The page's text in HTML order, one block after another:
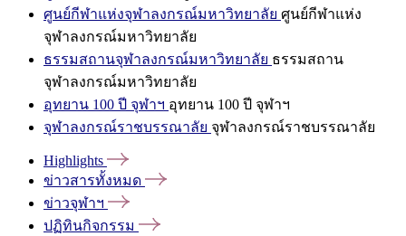
ศูนย์กีฬาแห่งจุฬาลงกรณ์มหาวิทยาลัย ศูนย์กีฬาแห่ง
จุฬาลงกรณ์มหาวิทยาลัย
ธรรมสถานจุฬาลงกรณ์มหาวิทยาลัย ธรรมสถาน
จุฬาลงกรณ์มหาวิทยาลัย
อุทยาน 100 ปี จุฬาฯ อุทยาน 100 ปี จุฬาฯ
จุฬาลงกรณ์ราชบรรณาลัย จุฬาลงกรณ์ราชบรรณาลัย
Highlights
ข่าวสารทั้งหมด
ข่าวจุฬาฯ
ปฏิทินกิจกรรม